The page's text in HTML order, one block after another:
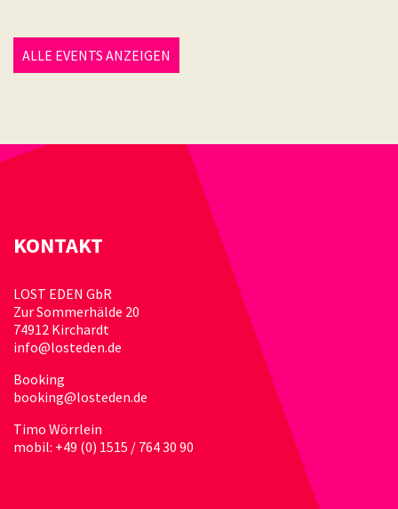
ALLE EVENTS ANZEIGEN
KONTAKT
LOST EDEN GbR
Zur Sommerhälde 20
74912 Kirchardt
info@losteden.de
Booking
booking@losteden.de
Timo Wörrlein
mobil: +49 (0) 1515 / 764 30 90